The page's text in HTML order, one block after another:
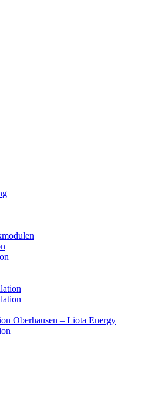
Oberhausen – Liota Energy